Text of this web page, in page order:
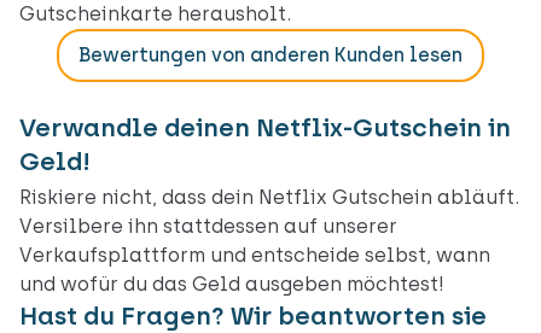
Gutscheinkarte herausholt.
Bewertungen von anderen Kunden lesen
Verwandle deinen Netflix-Gutschein in
Geld!
Riskiere nicht, dass dein Netflix Gutschein abläuft.
Versilbere ihn stattdessen auf unserer
Verkaufsplattform und entscheide selbst, wann
und wofür du das Geld ausgeben möchtest!
Hast du Fragen? Wir beantworten sie